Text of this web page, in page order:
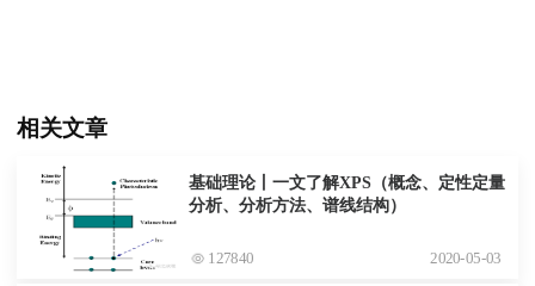
相关文章
基础理论丨一文了解XPS（概念、定性定量
分析、分析方法、谱线结构）
127840 2020-05-03